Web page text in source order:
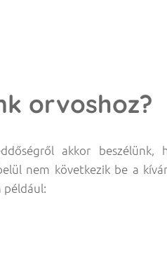
orvoshoz?
akkor beszélünk,
nem következik be a
például: